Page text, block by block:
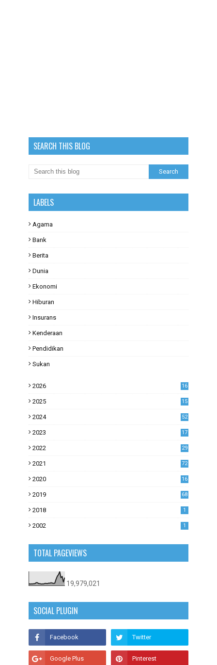
SEARCH THIS BLOG
LABELS
Agama
Bank
Berita
Dunia
Ekonomi
Hiburan
Insurans
Kenderaan
Pendidikan
Sukan
2026 16
2025 15
2024 52
2023
17
2022
29
2021
72
2020
16
2019
68
2018 1
2002 1
TOTAL PAGEVIEWS
19,979,021
SOCIAL PLUGIN